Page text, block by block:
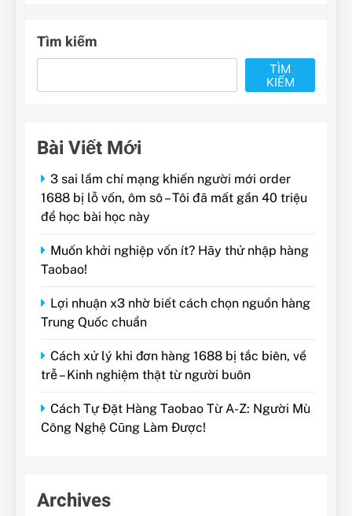
Tìm kiếm
TÌM
KIẾM
Bài Viết Mới
3 sai lầm chí mạng khiến người mới order
1688 bị lỗ vốn, ôm sô – Tôi đã mất gần 40 triệu
để học bài học này
Muốn khởi nghiệp vốn ít? Hãy thử nhập hàng
Taobao!
Lợi nhuận x3 nhờ biết cách chọn nguồn hàng
Trung Quốc chuẩn
Cách xử lý khi đơn hàng 1688 bị tắc biên, về
trễ – Kinh nghiệm thật từ người buôn
Cách Tự Đặt Hàng Taobao Từ A-Z: Người Mù
Công Nghệ Cũng Làm Được!
Archives